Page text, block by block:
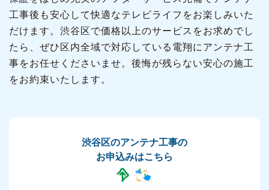
工事後も安心して快適なテレビライフをお楽しみいた
だけます。渋谷区で価格以上のサービスをお求めでし
たら、ぜひ区内全域で対応している電翔にアンテナ工
事をお任せくださいませ。後悔が残らない安心の施工
をお約束いたします。
渋谷区のアンテナ工事の
お申込みはこちら